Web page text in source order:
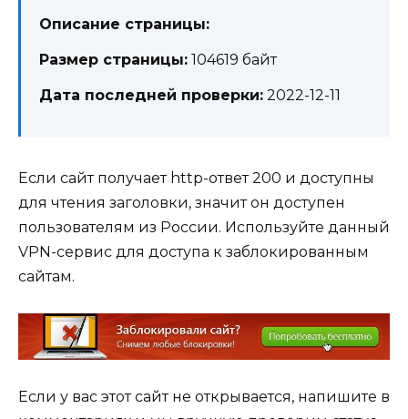
Описание страницы:
Размер страницы: 104619 байт
Дата последней проверки: 2022-12-11
Если сайт получает http-ответ 200 и доступны
для чтения заголовки, значит он доступен
пользователям из России. Используйте данный
VPN-сервис для доступа к заблокированным
сайтам.
Если у вас этот сайт не открывается, напишите в